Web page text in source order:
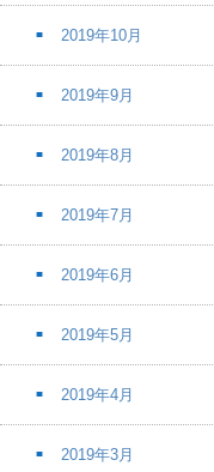
2019年10月
2019年9月
2019年8月
2019年7月
2019年6月
2019年5月
2019年4月
2019年3月